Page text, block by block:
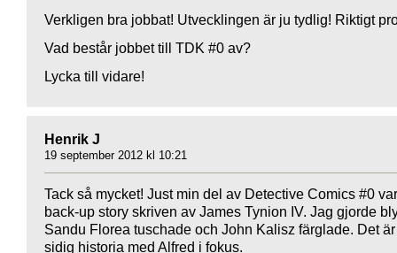
Verkligen bra jobbat! Utvecklingen är ju tydlig! Riktigt
Vad består jobbet till TDK #0 av?
Lycka till vidare!
Henrik J
19 september 2012 kl 10:21
Tack så mycket! Just min del av Detective Comics #0
back-up story skriven av James Tynion IV. Jag gjorde
Sandu Florea tuschade och John Kalisz färglade. Det
sidig historia med Alfred i fokus.